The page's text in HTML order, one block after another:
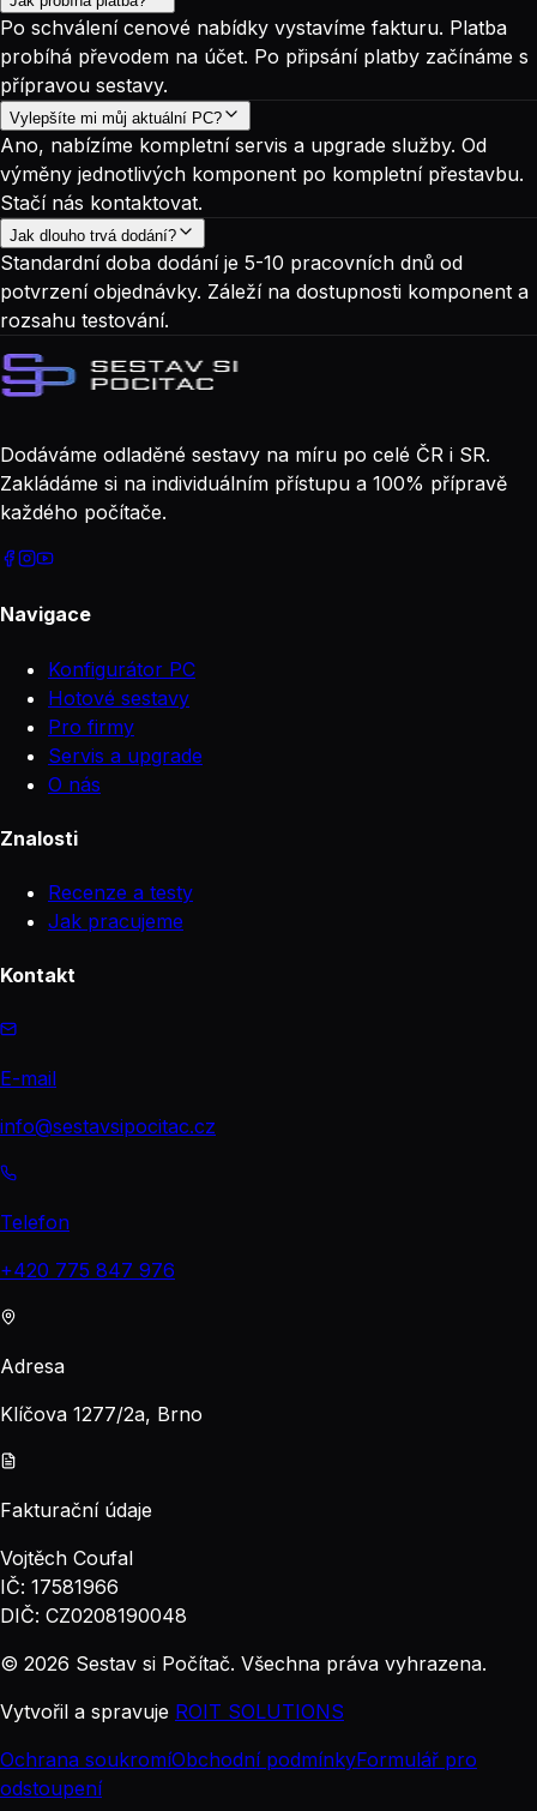
Po schválení cenové nabídky vystavíme fakturu. Platba
probíhá převodem na účet. Po připsání platby začínáme s
přípravou sestavy.
Vylepšíte mi můj aktuální PC?
Ano, nabízíme kompletní servis a upgrade služby. Od
výměny jednotlivých komponent po kompletní přestavbu.
Stačí nás kontaktovat.
Jak dlouho trvá dodání?
Standardní doba dodání je 5-10 pracovních dnů od
potvrzení objednávky. Záleží na dostupnosti komponent a
rozsahu testování.
Dodáváme odladěné sestavy na míru po celé ČR i SR.
Zakládáme si na individuálním přístupu a 100% přípravě
každého počítače.
Navigace
Konfigurátor PC
Hotové sestavy
Pro firmy
Servis a upgrade
O nás
Znalosti
Recenze a testy
Jak pracujeme
Kontakt
E-mail
info@sestavsipocitac.cz
Telefon
+420 775 847 976
Adresa
Klíčova 1277/2a, Brno
Fakturační údaje
Vojtěch Coufal
IČ: 17581966
DIČ: CZ0208190048
© 2026 Sestav si Počítač. Všechna práva vyhrazena.
Vytvořil a spravuje ROIT SOLUTIONS
Ochrana soukromíObchodní podmínkyFormulář pro
odstoupení